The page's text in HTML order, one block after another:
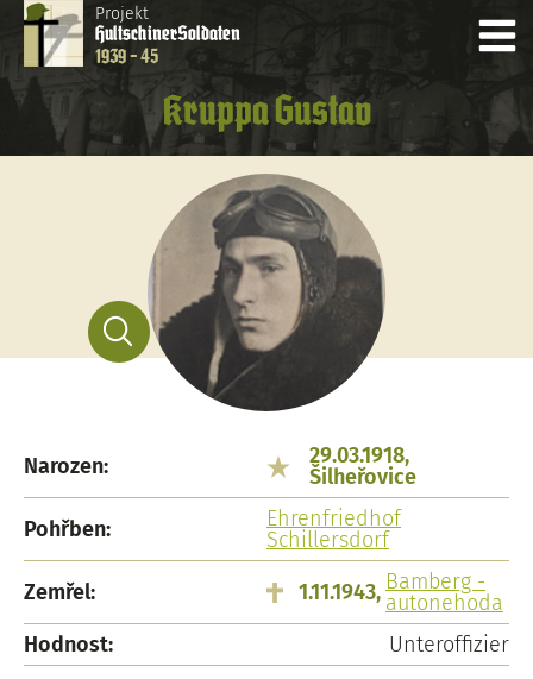
Projekt
HultschinerSoldaten
1939 - 45
Kruppa Gustav
Narozen:
29.03.1918,
Šilheřovice
Pohřben:
Ehrenfriedhof
Schillersdorf
Zemřel:
1.11.1943, Bamberg -
autonehoda
Hodnost:
Unteroffizier